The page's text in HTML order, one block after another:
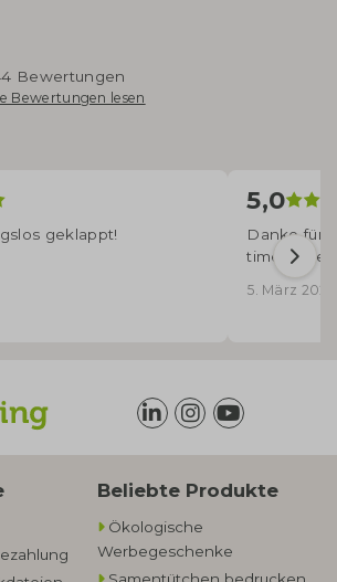
Bewertungen
Bewertungen lesen
geklappt!
5,0
Danke für
time
5. März 2026
Beliebte Produkte
Ökologische
Werbegeschenke​
Samentütchen bedrucken